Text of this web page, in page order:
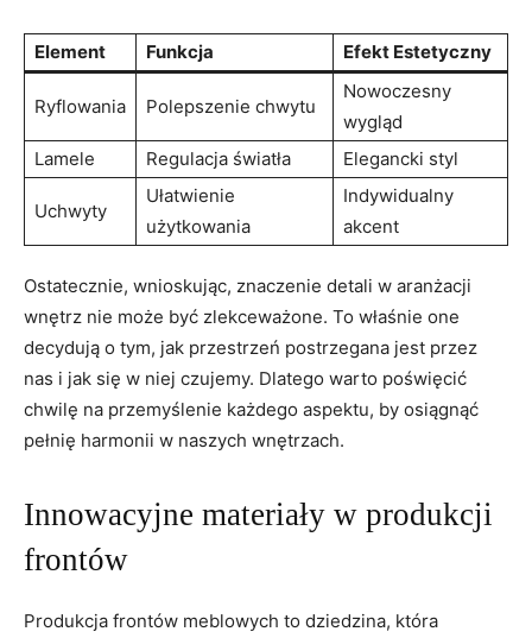
Element Funkcja Efekt Estetyczny
Ryflowania Polepszenie chwytu
Nowoczesny
wygląd
Lamele
Regulacja światła Elegancki styl
Uchwyty
Ułatwienie
użytkowania
Indywidualny
akcent
Ostatecznie, wnioskując, znaczenie detali w aranżacji
wnętrz nie może być zlekceważone. To właśnie one
decydują o tym, jak przestrzeń postrzegana jest przez
nas i jak się w niej czujemy. Dlatego warto poświęcić
chwilę na przemyślenie każdego aspektu, by osiągnąć
pełnię harmonii w naszych wnętrzach.
Innowacyjne materiały w produkcji
frontów
Produkcja frontów meblowych to dziedzina, która